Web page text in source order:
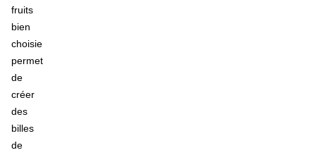
fruits
bien
choisie
permet
de
créer
des
billes
de